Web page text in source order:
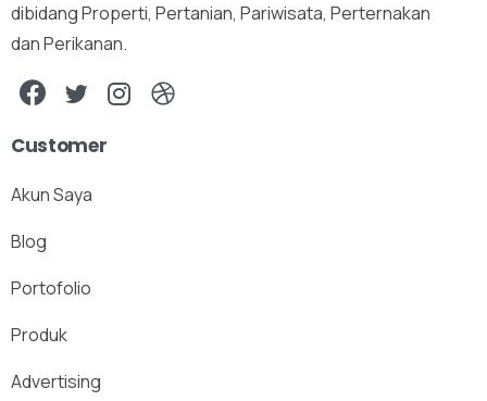
dibidang Properti, Pertanian, Pariwisata, Perternakan
dan Perikanan.
Customer
Akun Saya
Blog
Portofolio
Produk
Advertising